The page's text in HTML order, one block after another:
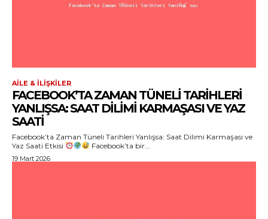
AILE & İLIŞKILER
FACEBOOK’TA ZAMAN TÜNELI TARIHLERI
YANLIŞSA: SAAT DILIMI KARMAŞASI VE YAZ
SAATI
Facebook’ta Zaman Tüneli Tarihleri Yanlışsa: Saat Dilimi Karmaşası ve
Yaz Saati Etkisi
Facebook’ta bir...
19 Mart 2026